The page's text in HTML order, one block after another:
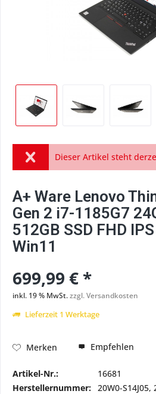
Dieser Artikel steht
A+ Ware Lenovo
Gen 2 i7-1185G7
512GB SSD FHD
Win11
699,99 € *
inkl. 19 % MwSt.zzgl. Versandkosten
Lieferzeit 1 Werktage
Merken Empfehlen
Artikel-Nr.:
16681
Herstellernummer: 20W0-S14J05,